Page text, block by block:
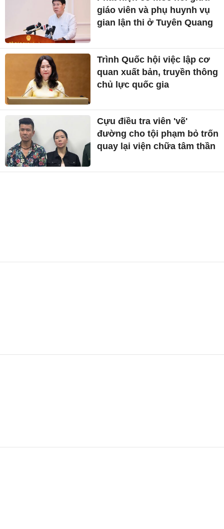
giáo viên và phụ huynh vụ
gian lận thi ở Tuyên Quang
Trình Quốc hội việc lập cơ
quan xuất bản, truyền thông
chủ lực quốc gia
Cựu điều tra viên 'vẽ'
đường cho tội phạm bỏ trốn
quay lại viện chữa tâm thần